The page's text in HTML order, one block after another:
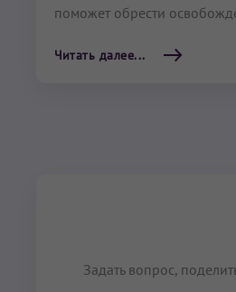
поможет обрести
Читать далее...
Задать вопрос,